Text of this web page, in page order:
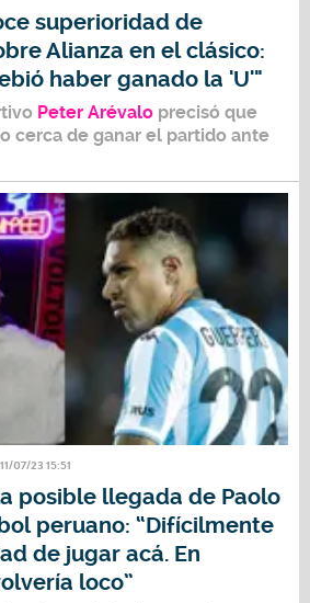
superioridad de
Alianza en el clásico:
haber ganado la 'U'"
Peter Arévalo precisó que
cerca de ganar el partido ante
07/23 15:51
posible llegada de Paolo
peruano: “Difícilmente
de jugar acá. En
loco”